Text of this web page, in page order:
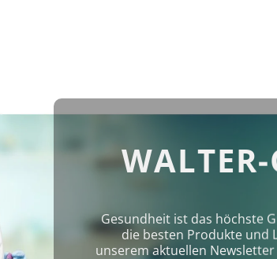
Gesundheit ist das höchste
die besten Produkte und
unserem aktuellen